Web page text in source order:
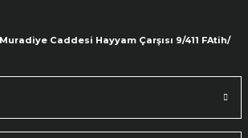
Caddesi Hayyam Çarşısı 9/411 FAtih/